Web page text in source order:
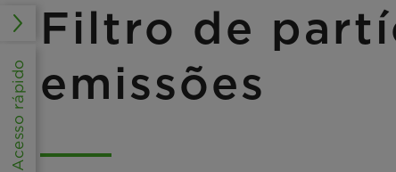
Filtro de
emissões
Acesso rápido